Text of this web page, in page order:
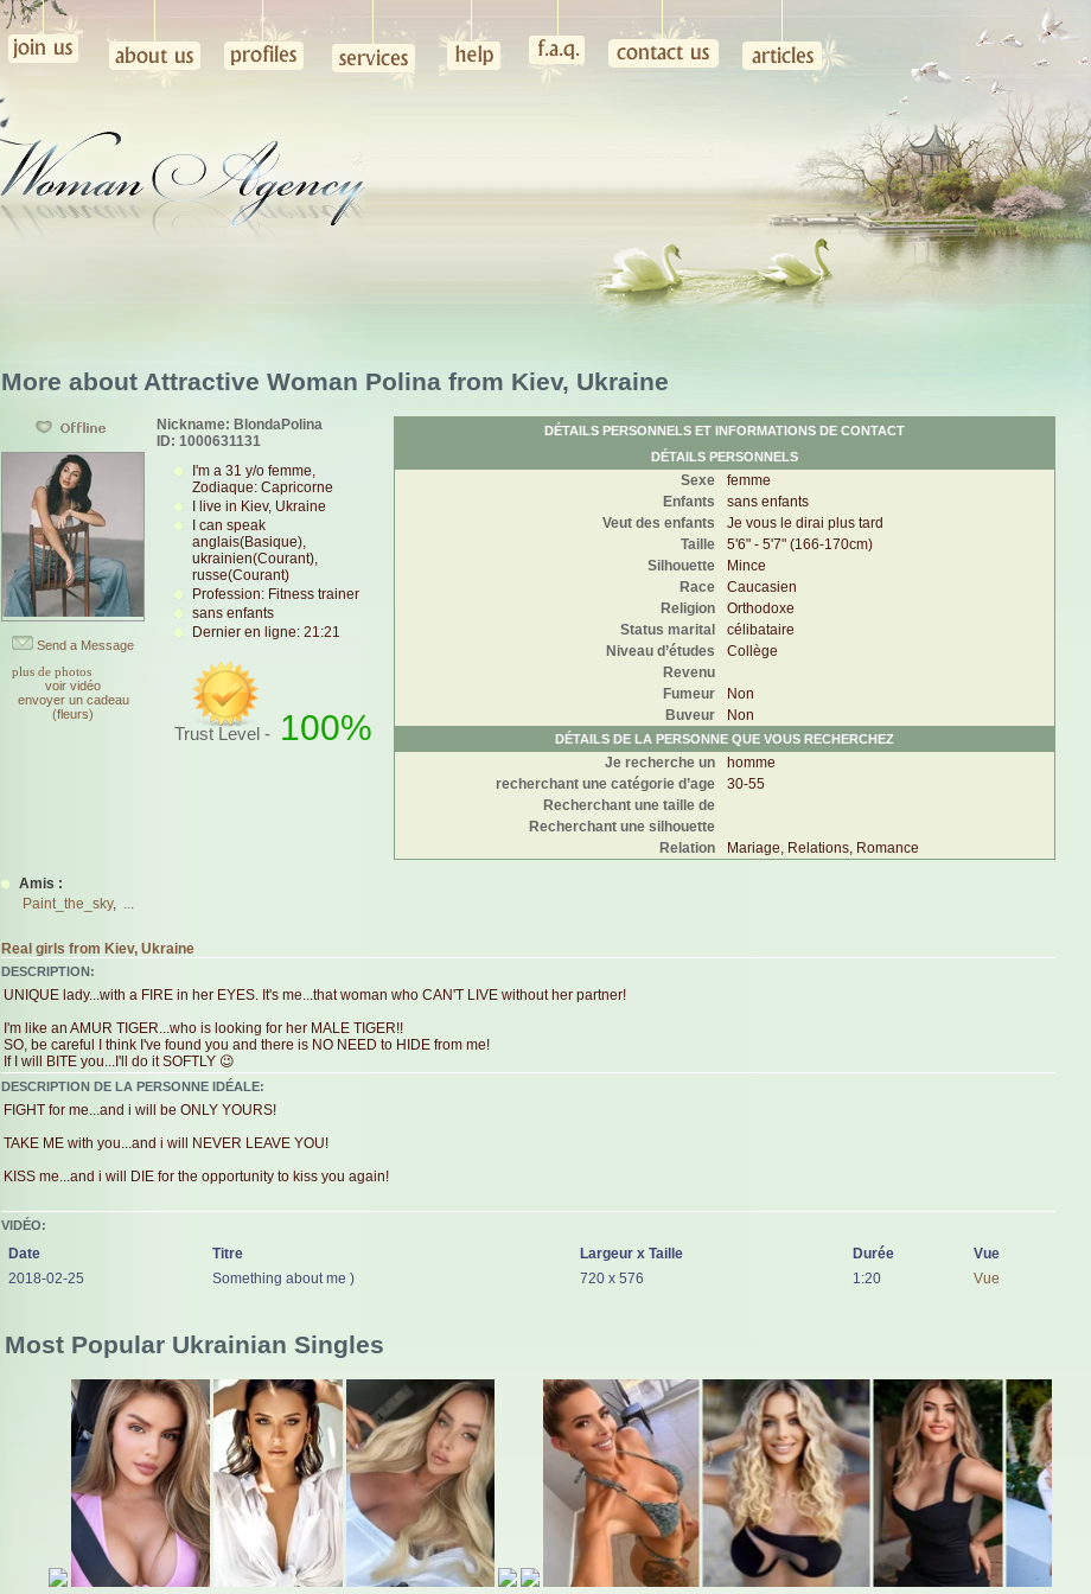
More about Attractive Woman Polina from Kiev, Ukraine
Send a Message
plus de photos
voir vidéo
envoyer un cadeau
(fleurs)
Nickname: BlondaPolina
ID: 1000631131
I'm a 31 y/o femme,
Zodiaque: Capricorne
I live in Kiev, Ukraine
I can speak
anglais(Basique),
ukrainien(Courant),
russe(Courant)
Profession: Fitness trainer
sans enfants
Dernier en ligne: 21:21
Trust Level - 100%
DÉTAILS PERSONNELS ET INFORMATIONS DE CONTACT
DÉTAILS PERSONNELS
Sexe
femme
Enfants
sans enfants
Veut des enfants
Je vous le dirai plus tard
Taille
5'6" - 5'7" (166-170cm)
Silhouette
Mince
Race
Caucasien
Religion
Orthodoxe
Status marital
célibataire
Niveau d’études
Collège
Revenu
Fumeur
Non
Buveur
Non
DÉTAILS DE LA PERSONNE QUE VOUS RECHERCHEZ
Je recherche un
homme
recherchant une catégorie d’age
30-55
Recherchant une taille de
Recherchant une silhouette
Relation
Mariage, Relations, Romance
Amis :
Paint_the_sky, ...
Real girls from Kiev, Ukraine
DESCRIPTION:
UNIQUE lady...with a FIRE in her EYES. It's me...that woman who CAN'T LIVE without her partner!
I'm like an AMUR TIGER...who is looking for her MALE TIGER!!
SO, be careful I think I've found you and there is NO NEED to HIDE from me!
If I will BITE you...I'll do it SOFTLY 😉
DESCRIPTION DE LA PERSONNE IDÉALE:
FIGHT for me...and i will be ONLY YOURS!
TAKE ME with you...and i will NEVER LEAVE YOU!
KISS me...and i will DIE for the opportunity to kiss you again!
VIDÉO:
Date Titre Largeur x Taille Durée
Vue
2018-02-25
Something about me ) 720 x 576 1:20 Vue
Most Popular Ukrainian Singles